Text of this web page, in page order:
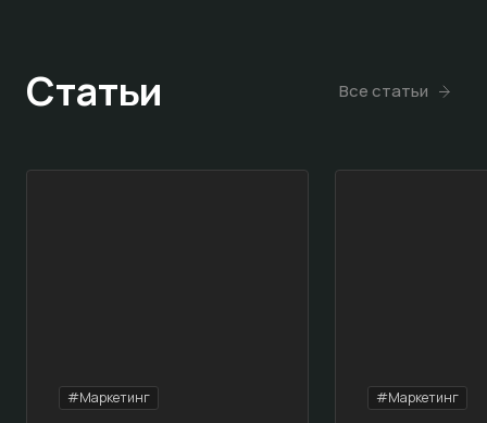
Статьи Все статьи
#Маркетинг #Маркетинг